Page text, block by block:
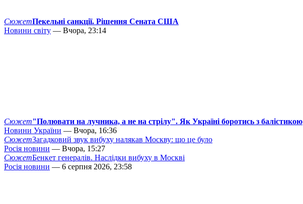
СюжетПекельні санкції. Рішення Сената США
Новини світу — Вчора, 23:14
Сюжет"Полювати на лучника, а не на стрілу". Як Україні боротись з балістикою
Новини України — Вчора, 16:36
СюжетЗагадковий звук вибуху налякав Москву: що це було
Росія новини — Вчора, 15:27
СюжетБенкет генералів. Наслідки вибуху в Москві
Росія новини — 6 серпня 2026, 23:58